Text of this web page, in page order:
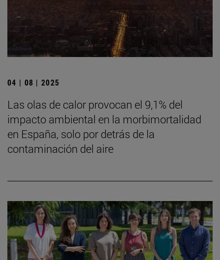
04 | 08 | 2025
Las olas de calor provocan el 9,1% del
impacto ambiental en la morbimortalidad
en España, solo por detrás de la
contaminación del aire